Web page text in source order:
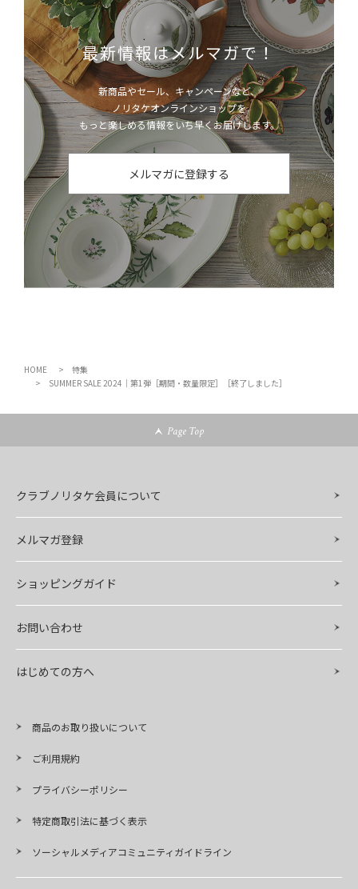
最新情報はメルマガで！
新商品やセール、キャンペーンなど、
ノリタケオンラインショップを
もっと楽しめる情報をいち早くお届けします。
メルマガに登録する
HOME
特集
SUMMER SALE 2024｜第1弾［期間・数量限定］［終了しました］
Page Top
クラブノリタケ会員について
メルマガ登録
ショッピングガイド
お問い合わせ
はじめての方へ
商品のお取り扱いについて
ご利用規約
プライバシーポリシー
特定商取引法に基づく表示
ソーシャルメディアコミュニティガイドライン